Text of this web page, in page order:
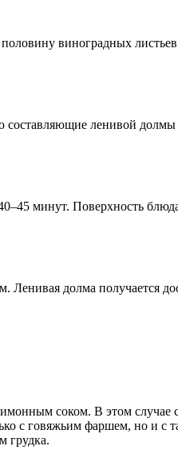
виноградных
составляющие ленивой
минут. Поверхность
Ленивая долма получается
соком. В этом случае
с говяжьим фаршем, но и с
грудка.